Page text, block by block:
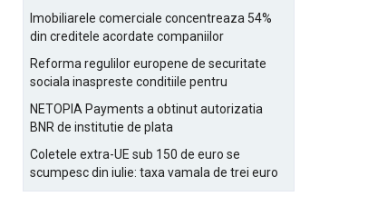
Imobiliarele comerciale concentreaza 54%
din creditele acordate companiilor
Reforma regulilor europene de securitate
sociala inaspreste conditiile pentru
NETOPIA Payments a obtinut autorizatia
BNR de institutie de plata
Coletele extra-UE sub 150 de euro se
scumpesc din iulie: taxa vamala de trei euro
pe articol, adaugata la taxa logistica